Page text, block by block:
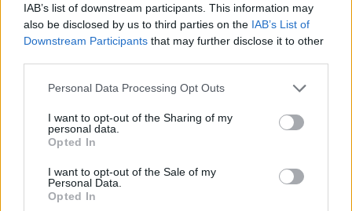
IAB’s list of downstream participants. This information may
also be disclosed by us to third parties on the IAB’s List of
Downstream Participants that may further disclose it to other
Please note that this website/app uses one or more Google
not limited to your visit or usage behaviour. You may click to
grant or deny consent to Google and its third-party tags to
use your data for below specified purposes in below Google
consent section.
Personal Data Processing Opt Outs
I want to opt-out of the Sharing of my
personal data.
Opted In
I want to opt-out of the Sale of my
Personal Data.
Opted In